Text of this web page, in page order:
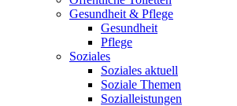
Gesundheit & Pflege
Gesundheit
Pflege
Soziales
Soziales aktuell
Soziale Themen
Sozialleistungen